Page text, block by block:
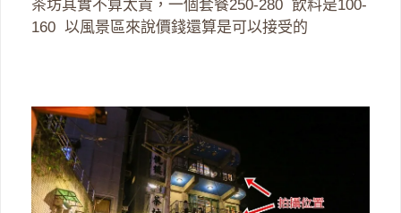
茶坊其實不算太貴，一個套餐250-280 飲料是100-
160 以風景區來說價錢還算是可以接受的